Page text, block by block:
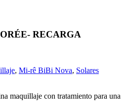
RECARGA
, Mi-rê BiBi Nova, Solares
maquillaje con tratamiento para una